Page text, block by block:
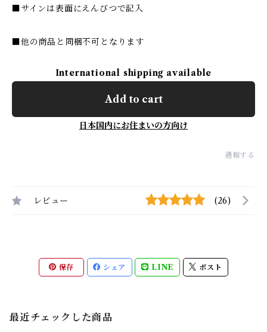
■サインは表面にえんびつで記入
■他の商品と同梱不可となります
International shipping available
Add to cart
日本国内にお住まいの方向け
通報する
レビュー (26)
保存 シェア LINE ポスト
最近チェックした商品